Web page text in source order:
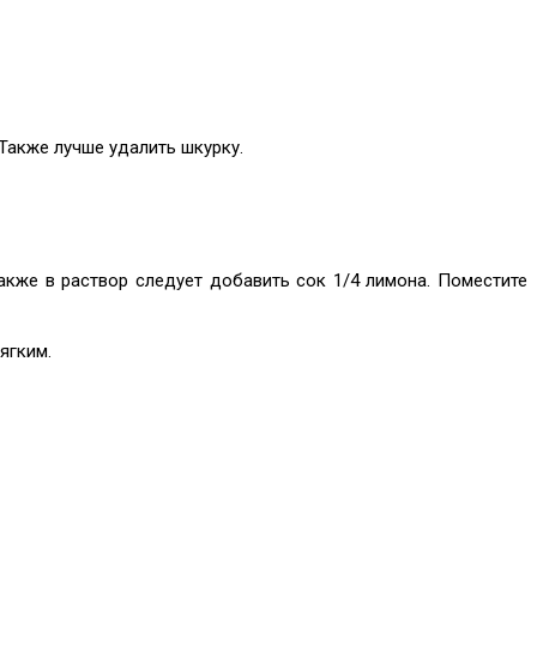
лучше удалить шкурку.
в раствор следует добавить сок 1/4 лимона. Поместите